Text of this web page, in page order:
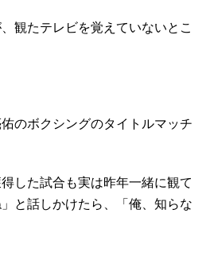
観たテレビを覚えていないとこ
のボクシングのタイトルマッチ
した試合も実は昨年一緒に観て
と話しかけたら、「俺、知らな